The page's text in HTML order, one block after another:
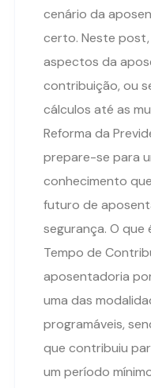
cenário da
certo. Neste
aspectos da
contribuição, ou
cálculos até as
Reforma da
prepare-se para
conhecimento
futuro de
segurança. O
Tempo de
aposentadoria
uma das
programáveis,
que contribuiu
um período